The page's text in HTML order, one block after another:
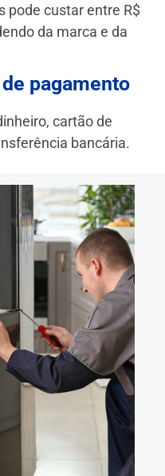
pode custar entre R$
da marca e da
pagamento
cartão de
bancária.